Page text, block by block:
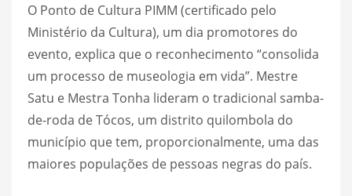
O Ponto de Cultura PIMM (certificado pelo
Ministério da Cultura), um dia promotores do
evento, explica que o reconhecimento “consolida
um processo de museologia em vida”. Mestre
Satu e Mestra Tonha lideram o tradicional samba-
de-roda de Tócos, um distrito quilombola do
município que tem, proporcionalmente, uma das
maiores populações de pessoas negras do país.